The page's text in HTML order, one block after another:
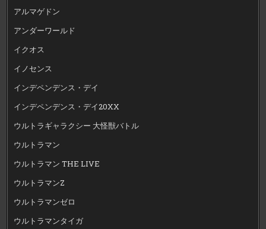
アルマゲドン
アンダーワールド
イクオス
イノセンス
インデペンデンス・デイ
インデペンデンス・デイ20XX
ウルトラギャラクシー 大怪獣バトル
ウルトラマン
ウルトラマン THE LIVE
ウルトラマンZ
ウルトラマンゼロ
ウルトラマンタイガ